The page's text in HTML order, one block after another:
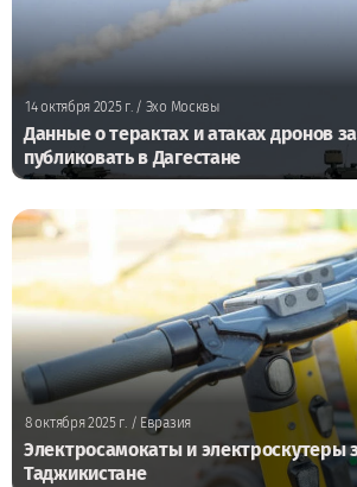
14 октября 2025 г./ Эхо Москвы
Данные о терактах и атаках дронов
публиковать в Дагестане
8 октября 2025 г. / Евразия
Электросамокаты и электроскутеры
Таджикистане